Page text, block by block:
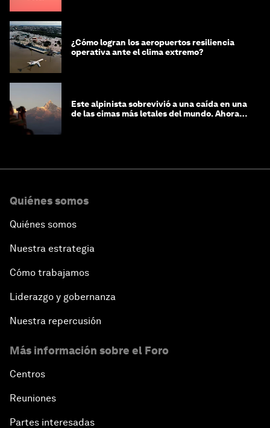
¿Cómo logran los aeropuertos resiliencia
operativa ante el clima extremo?
Este alpinista sobrevivió a una caída en una
de las cimas más letales del mundo. Ahora
Quiénes somos
Quiénes somos
Nuestra estrategia
Cómo trabajamos
Liderazgo y gobernanza
Nuestra repercusión
Más información sobre el Foro
Centros
Reuniones
Partes interesadas